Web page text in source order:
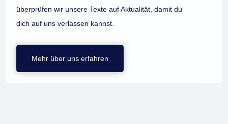
überprüfen wir unsere Texte auf Aktualität, damit du
dich auf uns verlassen kannst.
Mehr über uns erfahren